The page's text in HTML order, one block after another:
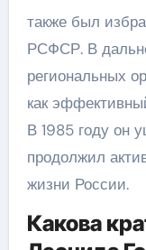
также был
РСФСР. В
региональных
как
В 1985 году он
продолжил
жизни России.
Какова